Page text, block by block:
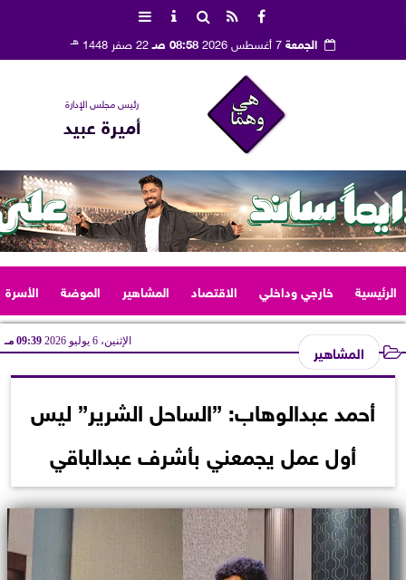
الجمعة 08:58 صـ 22 صفر 1448 هـ
رئيس مجلس الإدارة
أميرة عبيد
الرئيسية خارجي وداخلي الاقتصاد المشاهير الموضة الأسرة
المشاهير الإثنين، 6 يوليو 2026 09:39 مـ
أحمد عبدالوهاب: ”الساحل الشرير” ليس
أول عمل يجمعني بأشرف عبدالباقي